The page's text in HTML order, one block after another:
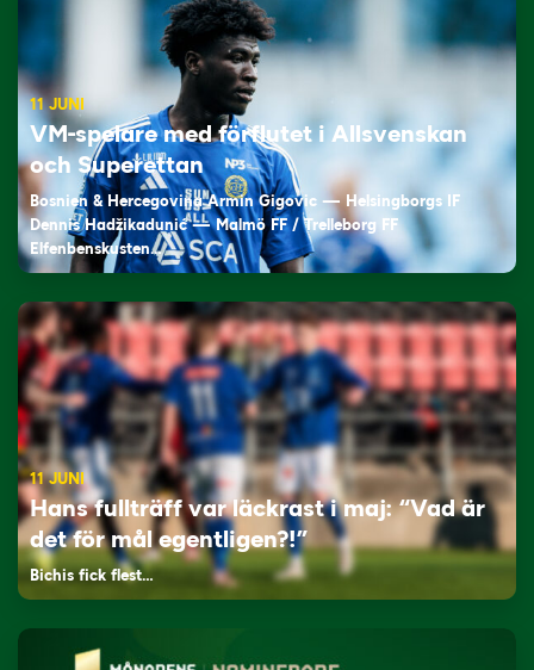
11 JUNI
VM-spelare med förflutet i Allsvenskan
och Superettan
Bosnien & Hercegovina Armin Gigovic — Helsingborgs IF
Dennis Hadžikadunić — Malmö FF / Trelleborg FF
Elfenbenskusten…
11 JUNI
Hans fullträff var läckrast i maj: “Vad är
det för mål egentligen?!”
Bichis fick flest…